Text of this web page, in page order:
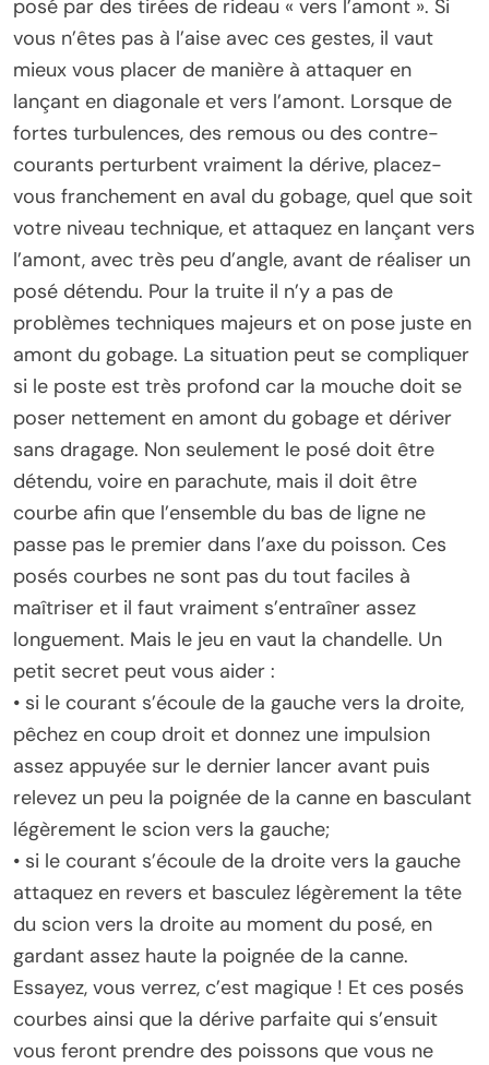
posé par des tirées de rideau « vers l’amont ». Si
vous n’êtes pas à l’aise avec ces gestes, il vaut
mieux vous placer de manière à attaquer en
lançant en diagonale et vers l’amont. Lorsque de
fortes turbulences, des remous ou des contre-
courants perturbent vraiment la dérive, placez-
vous franchement en aval du gobage, quel que soit
votre niveau technique, et attaquez en lançant vers
l’amont, avec très peu d’angle, avant de réaliser un
posé détendu. Pour la truite il n’y a pas de
problèmes techniques majeurs et on pose juste en
amont du gobage. La situation peut se compliquer
si le poste est très profond car la mouche doit se
poser nettement en amont du gobage et dériver
sans dragage. Non seulement le posé doit être
détendu, voire en parachute, mais il doit être
courbe afin que l’ensemble du bas de ligne ne
passe pas le premier dans l’axe du poisson. Ces
posés courbes ne sont pas du tout faciles à
maîtriser et il faut vraiment s’entraîner assez
longuement. Mais le jeu en vaut la chandelle. Un
petit secret peut vous aider :
• si le courant s’écoule de la gauche vers la droite,
pêchez en coup droit et donnez une impulsion
assez appuyée sur le dernier lancer avant puis
relevez un peu la poignée de la canne en basculant
légèrement le scion vers la gauche;
• si le courant s’écoule de la droite vers la gauche
attaquez en revers et basculez légèrement la tête
du scion vers la droite au moment du posé, en
gardant assez haute la poignée de la canne.
Essayez, vous verrez, c’est magique ! Et ces posés
courbes ainsi que la dérive parfaite qui s’ensuit
vous feront prendre des poissons que vous ne